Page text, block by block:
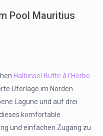
Pool Mauritius
Halbinsel Butte à l’Herbe
Uferlage im Norden
Lagune und auf drei
komfortable
und einfachen Zugang zu